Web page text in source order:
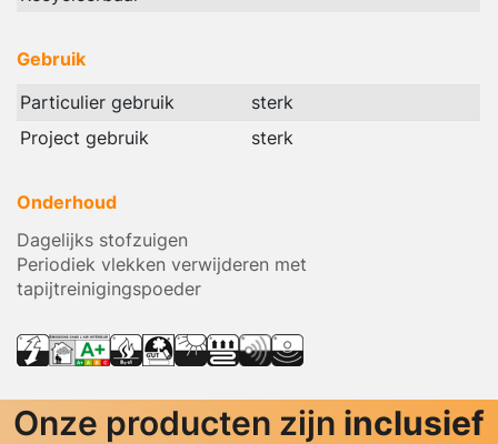
Gebruik
Particulier gebruik
sterk
Project gebruik
sterk
Onderhoud
Dagelijks stofzuigen
Periodiek vlekken verwijderen met
tapijtreinigingspoeder
Onze producten zijn inclusief